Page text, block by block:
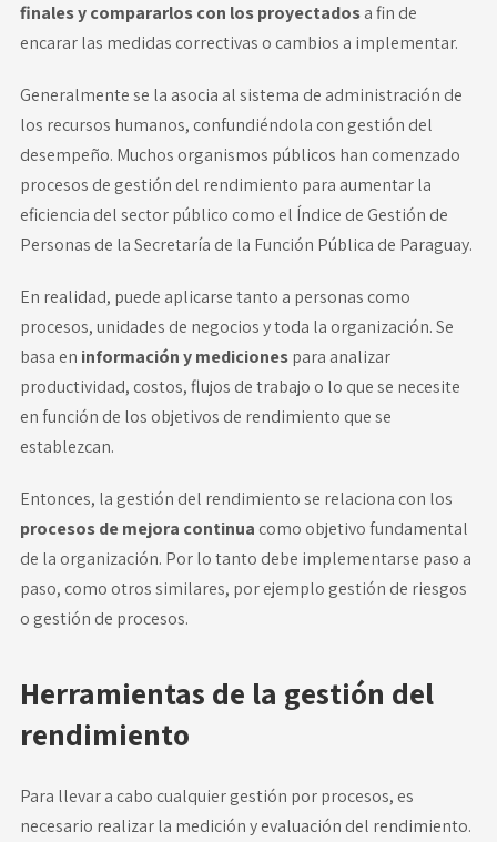
finales y compararlos con los proyectadosa fin de
encarar las medidas correctivas o cambios a implementar.
Generalmente se la asocia al sistema de administración de
los recursos humanos, confundiéndola con gestión del
desempeño. Muchos organismos públicos han comenzado
procesos de gestión del rendimiento para aumentar la
eficiencia del sector público como el Índice de Gestión de
Personas de la Secretaría de la Función Pública de Paraguay.
En realidad, puede aplicarse tanto a personas como
procesos, unidades de negocios y toda la organización. Se
basa en información y medicionespara analizar
productividad, costos, flujos de trabajo o lo que se necesite
en función de los objetivos de rendimiento que se
establezcan.
Entonces, la gestión del rendimiento se relaciona con los
procesos demejora continua como objetivo fundamental
de la organización. Por lo tanto debe implementarse paso a
paso, como otros similares, por ejemplo gestión de riesgos
o gestión de procesos.
Herramientas de la gestión del
rendimiento
Para llevar a cabo cualquier gestión por procesos, es
necesario realizar la medición y evaluación del rendimiento.